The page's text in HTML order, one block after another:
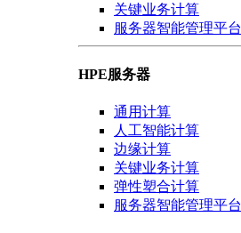
关键业务计算
服务器智能管理平台
HPE服务器
通用计算
人工智能计算
边缘计算
关键业务计算
弹性塑合计算
服务器智能管理平台